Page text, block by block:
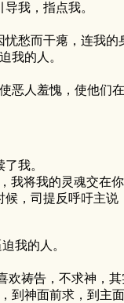
我，指点我。
愁而干瘪，连我的
我的人。
人羞愧，使他们在
我。
将我的灵魂交在你
司提反呼吁主说
我的人。
告，不求神，
神面前求，到主